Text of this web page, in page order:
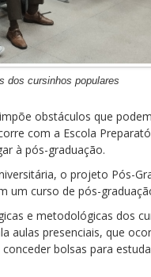
dos cursinhos populares
obstáculos que
com a Escola
à pós-graduação.
o projeto Pós-
um curso de pós-
e metodológicas dos
aulas presenciais, que
bolsas para